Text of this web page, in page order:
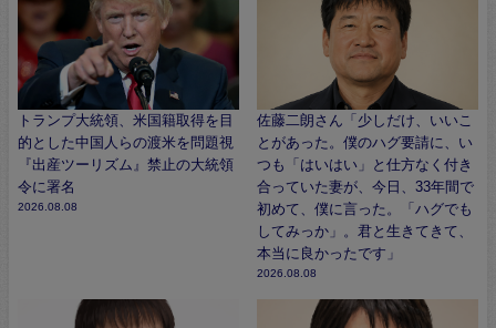
トランプ大統領、米国籍取得を目
的とした中国人らの渡米を問題視
『出産ツーリズム』禁止の大統領
令に署名
2026.08.08
佐藤二朗さん「少しだけ、いいこ
とがあった。僕のハグ要請に、い
つも「はいはい」と仕方なく付き
合っていた妻が、今日、33年間で
初めて、僕に言った。「ハグでも
してみっか」。君と生きてきて、
本当に良かったです」
2026.08.08